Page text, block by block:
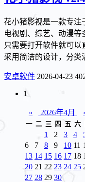
花小猪影视是一款专注
电视剧、综艺、动漫等
只需要打开软件就可
采用简洁的设计，分类
安卓软件 2026-04-23
1
« 2026年4月
一 二 三 四 五 六
1 2 3 4
6
7 8 9 10 11
13 14 15 16 17 18
20 21 22 23 24 25
27 28 29 30